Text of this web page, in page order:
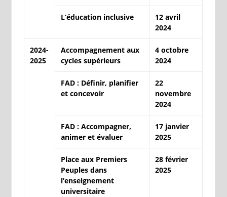
L’éducation inclusive
12 avril
2024
2024-
2025
Accompagnement aux
cycles supérieurs
4 octobre
2024
FAD : Définir, planifier
et concevoir
22
novembre
2024
FAD : Accompagner,
animer et évaluer
17 janvier
2025
Place aux Premiers
Peuples dans
l’enseignement
universitaire
28 février
2025